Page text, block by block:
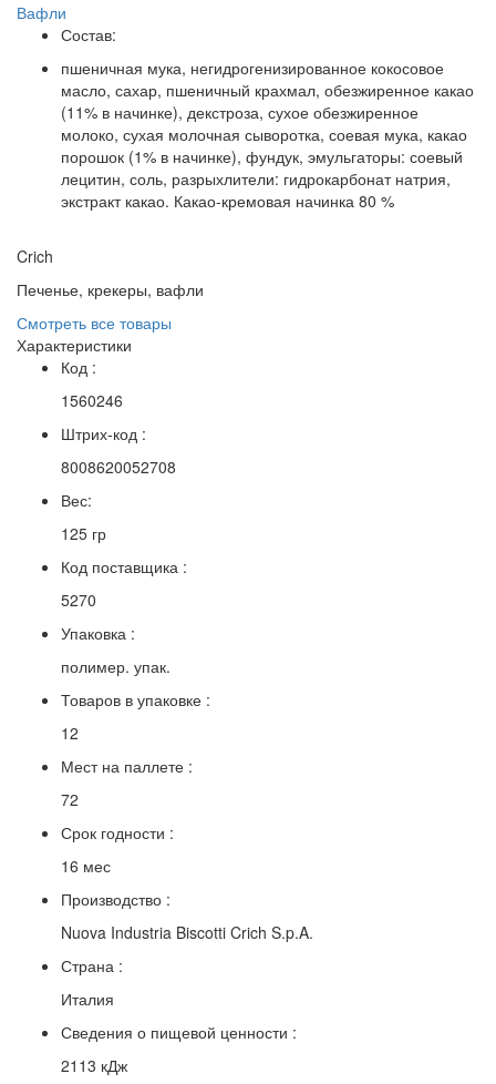
Вафли
Состав:
пшеничная мука, негидрогенизированное кокосовое
масло, сахар, пшеничный крахмал, обезжиренное какао
(11% в начинке), декстроза, сухое обезжиренное
молоко, сухая молочная сыворотка, соевая мука, какао
порошок (1% в начинке), фундук, эмульгаторы: соевый
лецитин, соль, разрыхлители: гидрокарбонат натрия,
экстракт какао. Какао-кремовая начинка 80 %
Crich
Печенье, крекеры, вафли
Смотреть все товары
Характеристики
Код :
1560246
Штрих-код :
8008620052708
Вес:
125 гр
Код поставщика :
5270
Упаковка :
полимер. упак.
Товаров в упаковке :
12
Мест на паллете :
72
Срок годности :
16 мес
Производство :
Nuova Industria Biscotti Crich S.p.A.
Страна :
Италия
Сведения о пищевой ценности :
2113 кДж